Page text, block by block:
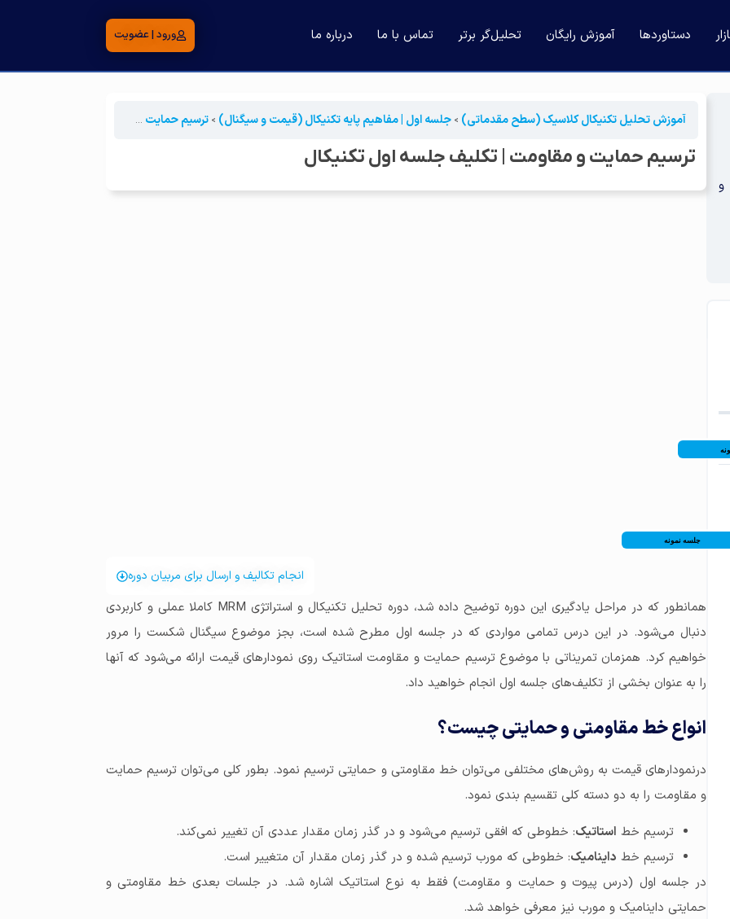
دستاوردها آموزش رایگان تحلیل‌گر برتر تماس با ما درباره ما ورود | عضویت
و
جلسه نمونه
آموزش تحلیل تکنیکال کلاسیک (سطح مقدماتی) جلسه اول | مفاهیم پایه تکنیکال (قیمت و سیگنال) ترسیم حمایت و مقاومت | تکلیف جلسه اول تکنیکال
ترسیم حمایت و مقاومت | تکلیف جلسه اول تکنیکال
انجام تکالیف و ارسال برای مربیان دوره
همانطور که در مراحل یادگیری این دوره توضیح داده شد، دوره تحلیل تکنیکال و استراتژی MRM کاملا عملی و کاربردی
دنبال می‌شود. در این درس تمامی مواردی که در جلسه اول مطرح شده است، بجز موضوع سیگنال شکست را مرور
خواهیم کرد. همزمان تمریناتی با موضوع ترسیم حمایت و مقاومت استاتیک روی نمودارهای قیمت ارائه می‌شود که آنها
را به عنوان بخشی از تکلیف‌های جلسه اول انجام خواهید داد.
انواع خط مقاومتی و حمایتی چیست؟
درنمودارهای قیمت به روش‌های مختلفی می‌توان خط مقاومتی و حمایتی ترسیم نمود. بطور کلی می‌توان ترسیم حمایت
و مقاومت را به دو دسته کلی تقسیم بندی نمود.
ترسیم خط استاتیک: خطوطی که افقی ترسیم می‌شود و در گذر زمان مقدار عددی آن تغییر نمی‌کند.
ترسیم خط داینامیک: خطوطی که مورب ترسیم شده و در گذر زمان مقدار آن متغییر است.
در جلسه اول (درس پیوت و حمایت و مقاومت) فقط به نوع استاتیک اشاره شد. در جلسات بعدی خط مقاومتی و
حمایتی داینامیک و مورب نیز معرفی خواهد شد.